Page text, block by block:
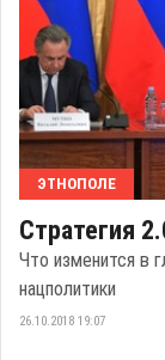
ЭТНОПОЛЕ
Стратегия
Что изменится в
нацполитики
26.10.2018 19:07